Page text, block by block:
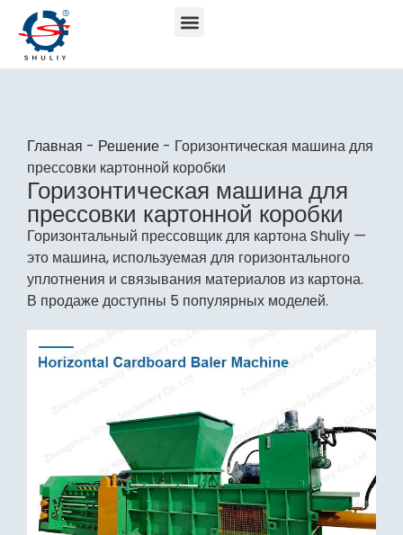
Главная - Решение - Горизонтическая машина для
прессовки картонной коробки
Горизонтическая машина для
прессовки картонной коробки
Горизонтальный прессовщик для картона Shuliy —
это машина, используемая для горизонтального
уплотнения и связывания материалов из картона.
В продаже доступны 5 популярных моделей.